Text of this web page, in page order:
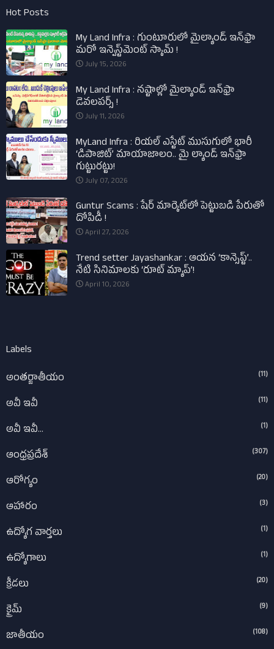
Hot Posts
My Land Infra : గుంటూరులో మైల్యాండ్ ఇన్‌ఫ్రా
మరో ఇన్వెస్ట్‌మెంట్ స్కామ్ !
July 15, 2026
My Land Infra : నష్టాల్లో మైల్యాండ్ ఇన్‌ఫ్రా
డెవలపర్స్ !
July 11, 2026
MyLand Infra : రియల్ ఎస్టేట్ ముసుగులో భారీ
‘డిపాజిట్’ మాయాజాలం.. మై ల్యాండ్ ఇన్‌ఫ్రా
గుట్టురట్టు!
July 07, 2026
Guntur Scams : షేర్ మార్కెట్‌లో పెట్టుబడి పేరుతో
దోపిడీ !
April 27, 2026
Trend setter Jayashankar : ఆయన ‘కాన్సెప్ట్’..
నేటి సినిమాలకు ‘రూట్ మ్యాప్’!
April 10, 2026
Labels
అంతర్జాతీయం
(11)
అవీ ఇవీ (11)
అవీ ఇవీ... (1)
ఆంధ్రప్రదేశ్‌ (307)
ఆరోగ్యం (20)
ఆహారం (3)
ఉద్యోగ వార్తలు (1)
ఉద్యోగాలు (1)
క్రీడలు (20)
క్రైమ్ (9)
జాతీయం (108)